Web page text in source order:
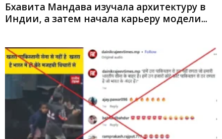
Бхавита Мандава изучала архитектуру в
Индии, а затем начала карьеру модели...